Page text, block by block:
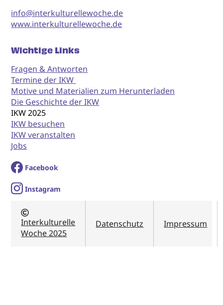
info@interkulturellewoche.de
www.interkulturellewoche.de
Wichtige Links
Fragen & Antworten
Termine der IKW
Motive und Materialien zum Herunterladen
Die Geschichte der IKW
IKW 2025
IKW besuchen
IKW veranstalten
Jobs
Facebook
Instagram
Interkulturelle
Woche 2025
Datenschutz Impressum